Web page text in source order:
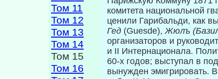
Том 11
Том 12
Том 13
Том 14
Том 15
Том 16
комитета национальной
ценили Гарибальди, как
Гед (Guesde),Жюлъ
организаторов и
и II Интернационала.
60-х годов; выступал в
вынужден эмигри­ровать.